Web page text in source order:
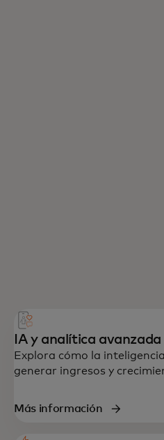
IA y analítica avanzada
Explora cómo la
generar ingresos y
Más información